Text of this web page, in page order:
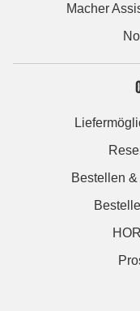
Macher
Bestellen